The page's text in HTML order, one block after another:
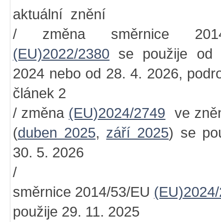
aktuální znění
/ změna směrnice 2014/
(EU)2022/2380 se použije od
2024 nebo od 28. 4. 2026,
článek 2
/ změna (EU)2024/2749 ve
(duben 2025, září 2025) se
30. 5. 2026
/
směrnice 2014/53/EU
použije 29. 11. 2025